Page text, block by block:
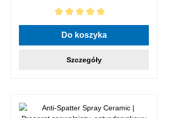
Średnia ocena 5 z 5 gwiazdek
Do koszyka
Szczegóły